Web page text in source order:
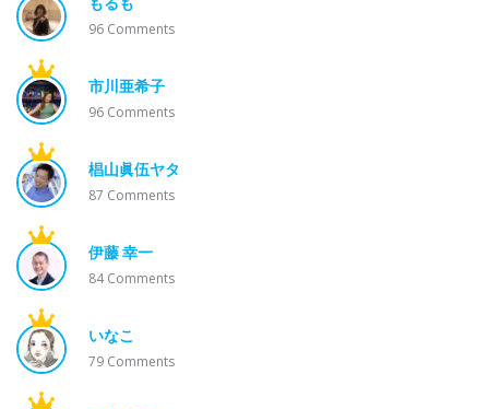
96 Comments
市川亜希子
96 Comments
椙山眞伍ヤタ
87 Comments
伊藤 幸一
84Comments
いなこ
79 Comments